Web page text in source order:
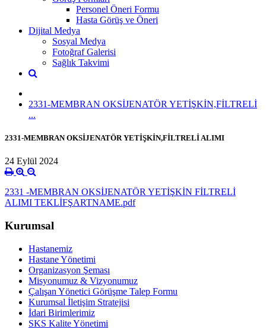
Personel Öneri Formu
Hasta Görüş ve Öneri
Dijital Medya
Sosyal Medya
Fotoğraf Galerisi
Sağlık Takvimi
2331-MEMBRAN OKSİJENATÖR YETİŞKİN,FİLTRELİ
...
2331-MEMBRAN OKSİJENATÖR YETİŞKİN,FİLTRELİ ALIMI
24 Eylül 2024
2331 -MEMBRAN OKSİJENATÖR YETİŞKİN FİLTRELİ
ALIMI TEKLİFŞARTNAME.pdf
Kurumsal
Hastanemiz
Hastane Yönetimi
Organizasyon Şeması
Misyonumuz & Vizyonumuz
Çalışan Yönetici Görüşme Talep Formu
Kurumsal İletişim Stratejisi
İdari Birimlerimiz
SKS Kalite Yönetimi